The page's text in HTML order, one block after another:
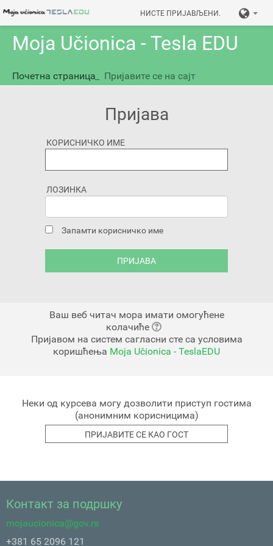
НИСТЕ ПРИЈАВЉЕНИ.
Moja Učionica - Tesla EDU
Почетна страница Пријавите се на сајт
Пријава
КОРИСНИЧКО ИМЕ
ЛОЗИНКА
Запамти корисничко име
Ваш веб читач мора имати омогућене
колачиће
Пријавом на систем сагласни сте са условима
коришћења Moja Učionica - TeslaEDU
Неки од курсева могу дозволити приступ гостима
(анонимним корисницима)
Контакт за подршку
mojaucionica@gov.rs
+381 65 2096 121